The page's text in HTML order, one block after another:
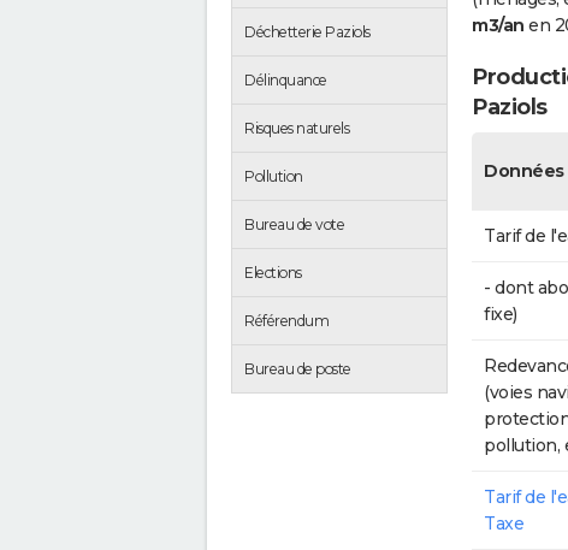
Déchetterie Paziols
Délinquance
Risques naturels
Pollution
Bureau de vote
Elections
Référendum
Bureau de poste
m3/an en
Paziols
Données
Tarif de
- dont
fixe)
(voies
pollution,
Tarif de
Taxe